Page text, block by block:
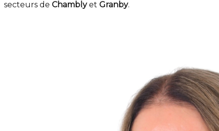
secteurs de Chamblyet Granby.